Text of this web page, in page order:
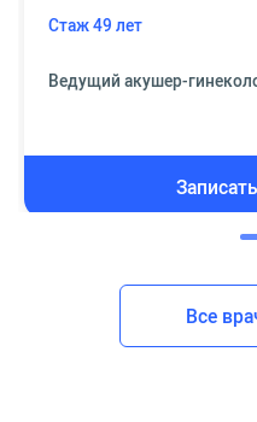
Стаж 49 лет
Ведущий акушер-
Все